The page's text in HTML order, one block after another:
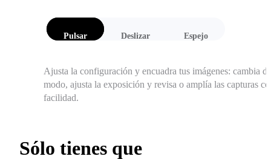
Pulsar Deslizar Espejo
Ajusta la configuración y encuadra tus imágenes: cambia de
modo, ajusta la exposición y revisa o amplía las capturas
facilidad.
Sólo tienes que